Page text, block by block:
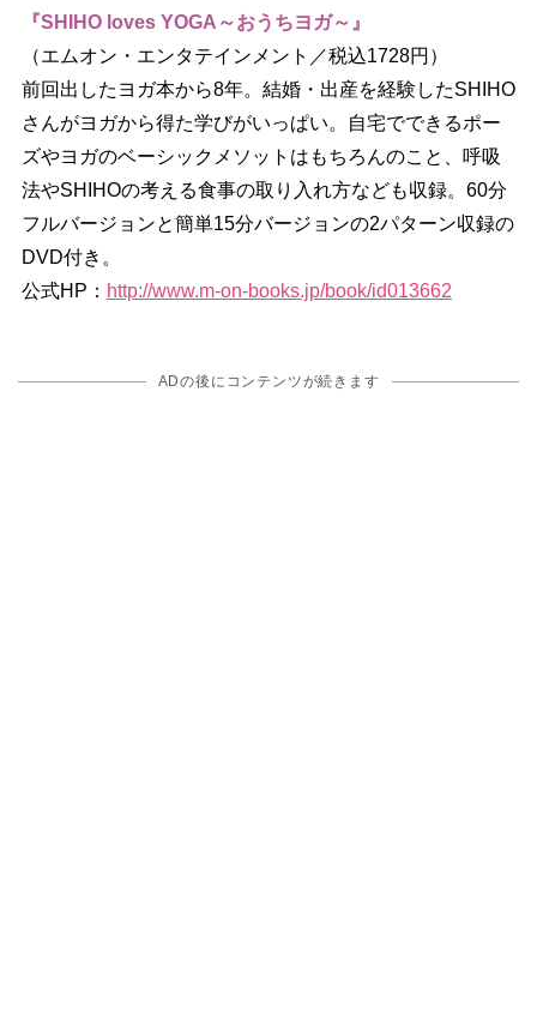
『SHIHO loves YOGA～おうちヨガ～』
（エムオン・エンタテインメント／税込1728円）
前回出したヨガ本から8年。結婚・出産を経験したSHIHO
さんがヨガから得た学びがいっぱい。自宅でできるポー
ズやヨガのベーシックメソットはもちろんのこと、呼吸
法やSHIHOの考える食事の取り入れ方なども収録。60分
フルバージョンと簡単15分バージョンの2パターン収録の
DVD付き。
公式HP： http://www.m-on-books.jp/book/id013662
ADの後にコンテンツが続きます